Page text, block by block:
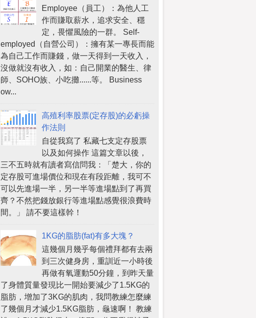
Employee（員工）：為他人工
作而賺取薪水，追求安全、穩
定，畏懼風險的一群。 Self-
employed（自營公司）：擁有某一專長而能
為自己工作而賺錢，做一天得到一天收入，
沒做就沒有收入，如：自己開業的醫生、律
師、SOHO族、小吃攤......等。 Business
ow...
高殖利率股票(定存股)的必虧操
作法則
自從我寫了 私藏七支定存股票
以及如何操作 這篇文章以後，
三不五時就有讀者寫信問我：「楚大，你的
定存股可進場價位和現在有段距離，我可不
可以先進場一半，另一半等進場點到了再買
齊？不然把錢放銀行等進場點感覺很浪費時
間。」 請不要這樣幹！
1KG的脂肪(fat)有多大塊？
這幾個月幾乎每個禮拜都有去兩
到三次健身房，重訓近一小時後
再做有氧運動50分鐘，到昨天量
了身體質量發現比一開始要減少了1.5KG的
脂肪，增加了3KG的肌肉，我問教練怎麼練
了幾個月才減少1.5KG脂肪，龜速啊！ 教練